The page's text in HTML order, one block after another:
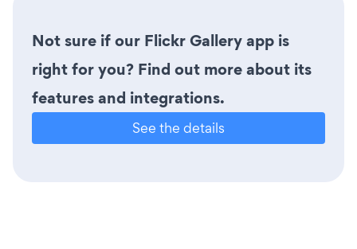
Not sure if our Flickr Gallery app is
right for you? Find out more about its
features and integrations.
See the details